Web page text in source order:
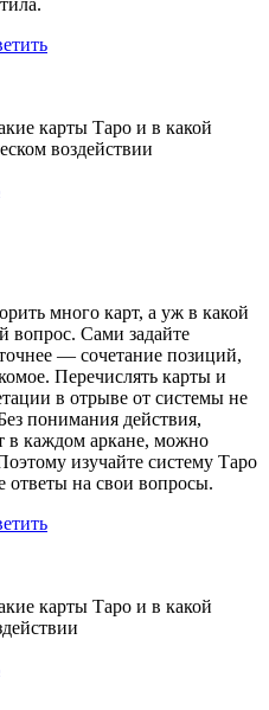
карты Таро и в какой
воздействии
много карт, а уж в какой
вопрос. Сами задайте
— сочетание позиций,
Перечислять карты и
в отрыве от системы не
понимания действия,
в каждом аркане, можно
изучайте систему Таро
ответы на свои вопросы.
карты Таро и в какой